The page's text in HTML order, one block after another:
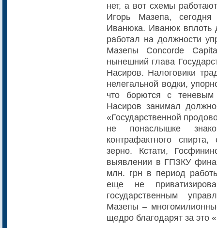
нет, а вот схемы
Игорь Мазепа,
Иванюка. Иванюк вплоть
работал на должности
Мазепы Concorde
нынешний глава
Насиров. Налоговики
нелегальной водки,
что борются с
Насиров занимал
«Государственной
не понаслышке
контрафактного
зерно. Кстати,
выявлении в ГПЗКУ
млн. грн в период
еще не
государственным
Мазепы –
щедро благодарят за это